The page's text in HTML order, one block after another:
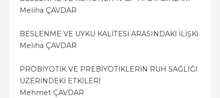
Meliha ÇAVDAR
BESLENME VE UYKU KALİTESİ ARASINDAKİ İLİŞKİ
Meliha ÇAVDAR
PROBİYOTİK VE PREBİYOTİKLERİN RUH SAĞLIĞI
ÜZERİNDEKİ ETKİLERİ
Mehmet ÇAVDAR